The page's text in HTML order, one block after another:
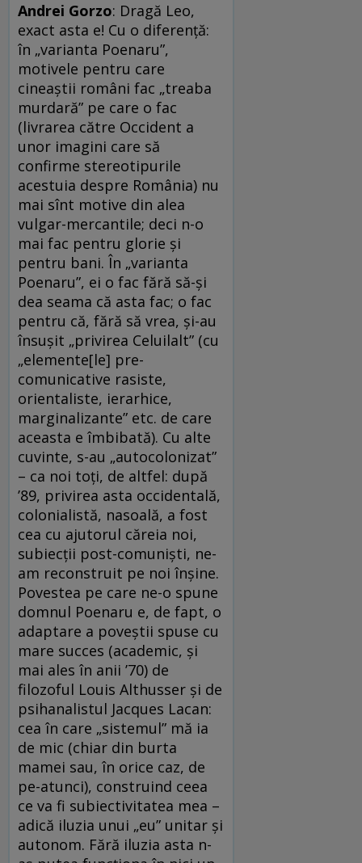
Andrei Gorzo: Dragă Leo,
exact asta e! Cu o diferenţă:
în „varianta Poenaru”,
motivele pentru care
cineaştii români fac „treaba
murdară” pe care o fac
(livrarea către Occident a
unor imagini care să
confirme stereotipurile
acestuia despre România) nu
mai sînt motive din alea
vulgar-mercantile; deci n-o
mai fac pentru glorie şi
pentru bani. În „varianta
Poenaru”, ei o fac fără să-şi
dea seama că asta fac; o fac
pentru că, fără să vrea, şi-au
însuşit „privirea Celuilalt” (cu
„elemente[le] pre-
comunicative rasiste,
orientaliste, ierarhice,
marginalizante” etc. de care
aceasta e îmbibată). Cu alte
cuvinte, s-au „autocolonizat”
– ca noi toţi, de altfel: după
’89, privirea asta occidentală,
colonialistă, nasoală, a fost
cea cu ajutorul căreia noi,
subiecţii post-comunişti, ne-
am reconstruit pe noi înşine.
Povestea pe care ne-o spune
domnul Poenaru e, de fapt, o
adaptare a poveştii spuse cu
mare succes (academic, şi
mai ales în anii ’70) de
filozoful Louis Althusser şi de
psihanalistul Jacques Lacan:
cea în care „sistemul” mă ia
de mic (chiar din burta
mamei sau, în orice caz, de
pe-atunci), construind ceea
ce va fi subiectivitatea mea –
adică iluzia unui „eu” unitar şi
autonom. Fără iluzia asta n-